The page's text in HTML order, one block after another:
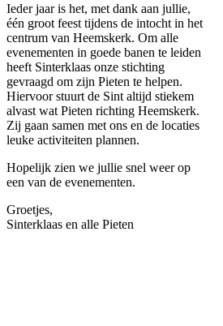
Ieder jaar is het, met dank aan jullie,
één groot feest tijdens de intocht in het
centrum van Heemskerk. Om alle
evenementen in goede banen te leiden
heeft Sinterklaas onze stichting
gevraagd om zijn Pieten te helpen.
Hiervoor stuurt de Sint altijd stiekem
alvast wat Pieten richting Heemskerk.
Zij gaan samen met ons en de locaties
leuke activiteiten plannen.
Hopelijk zien we jullie snel weer op
een van de evenementen.
Groetjes,
Sinterklaas en alle Pieten